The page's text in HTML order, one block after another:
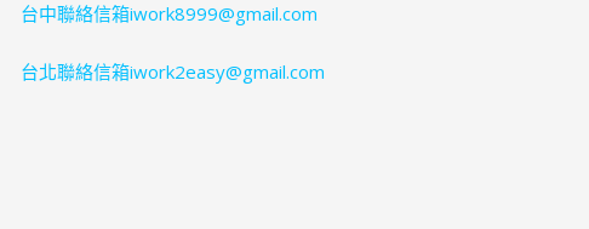
台中聯絡信箱iwork8999@gmail.com
台北聯絡信箱iwork2easy@gmail.com